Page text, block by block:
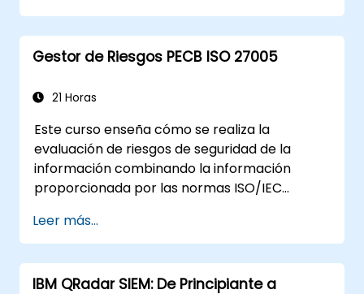
Gestor de Riesgos PECB ISO 27005
21 Horas
Este curso enseña cómo se realiza la
evaluación de riesgos de seguridad de la
información combinando la información
proporcionada por las normas ISO/IEC
conocimiento teórico, este programa está
equipado con ejercicios prácticos,
cuestionarios y estudios de caso, lo que lo
convierte en una formación muy atractiva.
Leer más...
IBM QRadar SIEM: De Principiante a